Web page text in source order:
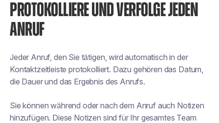
PROTOKOLLIERE UND VERFOLGE JEDEN
ANRUF
Jeder Anruf, den Sie tätigen, wird automatisch in der
Kontaktzeitleiste protokolliert. Dazu gehören das Datum,
die Dauer und das Ergebnis des Anrufs.
Sie können während oder nach dem Anruf auch Notizen
hinzufügen. Diese Notizen sind für Ihr gesamtes Team